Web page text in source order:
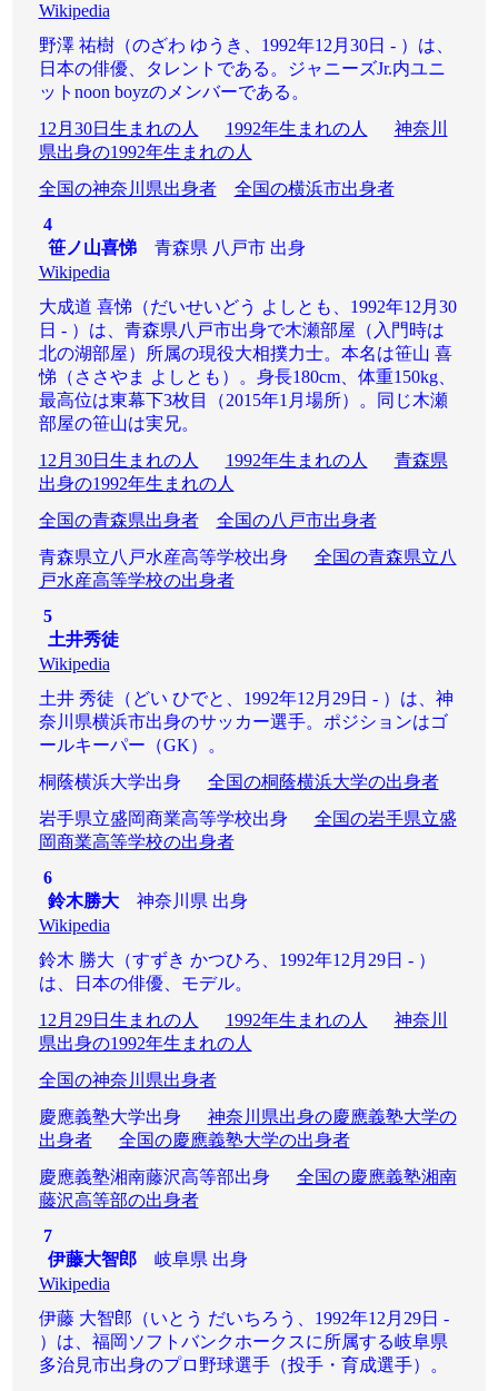
Wikipedia
野澤 祐樹（のざわ ゆうき、1992年12月30日 - ）は、
日本の俳優、タレントである。ジャニーズJr.内ユニ
ットnoon boyzのメンバーである。
12月30日生まれの人
1992年生まれの人
神奈川
県出身の1992年生まれの人
全国の神奈川県出身者
全国の横浜市出身者
4
笹ノ山喜悌青森県 八戸市 出身
Wikipedia
大成道 喜悌（だいせいどう よしとも、1992年12月30
日 - ）は、青森県八戸市出身で木瀬部屋（入門時は
北の湖部屋）所属の現役大相撲力士。本名は笹山 喜
悌（ささやま よしとも）。身長180cm、体重150kg、
最高位は東幕下3枚目（2015年1月場所）。同じ木瀬
部屋の笹山は実兄。
12月30日生まれの人
1992年生まれの人
青森県
出身の1992年生まれの人
全国の青森県出身者
全国の八戸市出身者
青森県立八戸水産高等学校出身 全国の青森県立八
戸水産高等学校の出身者
5
土井秀徒
Wikipedia
土井 秀徒（どい ひでと、1992年12月29日 - ）は、神
奈川県横浜市出身のサッカー選手。ポジションはゴ
ールキーパー（GK）。
桐蔭横浜大学出身 全国の桐蔭横浜大学の出身者
岩手県立盛岡商業高等学校出身 全国の岩手県立盛
岡商業高等学校の出身者
6
鈴木勝大神奈川県 出身
Wikipedia
鈴木 勝大（すずき かつひろ、1992年12月29日 - ）
は、日本の俳優、モデル。
12月29日生まれの人
1992年生まれの人
神奈川
県出身の1992年生まれの人
全国の神奈川県出身者
慶應義塾大学出身 神奈川県出身の慶應義塾大学の
出身者
全国の慶應義塾大学の出身者
慶應義塾湘南藤沢高等部出身 全国の慶應義塾湘南
藤沢高等部の出身者
7
伊藤大智郎岐阜県 出身
Wikipedia
伊藤 大智郎（いとう だいちろう、1992年12月29日 -
）は、福岡ソフトバンクホークスに所属する岐阜県
多治見市出身のプロ野球選手（投手・育成選手）。